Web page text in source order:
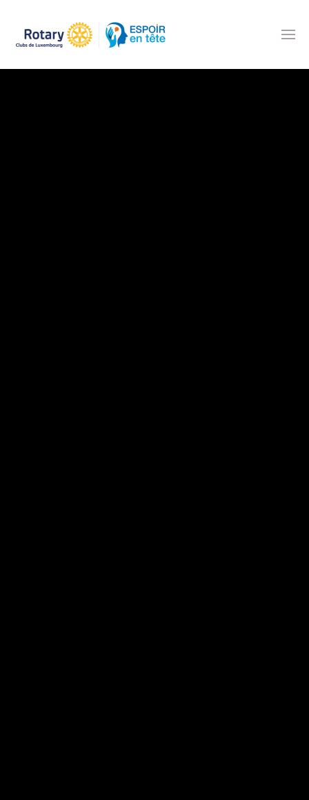
Accéder au contenu principal